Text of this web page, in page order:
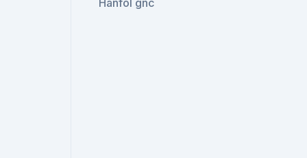
Hanföl gnc